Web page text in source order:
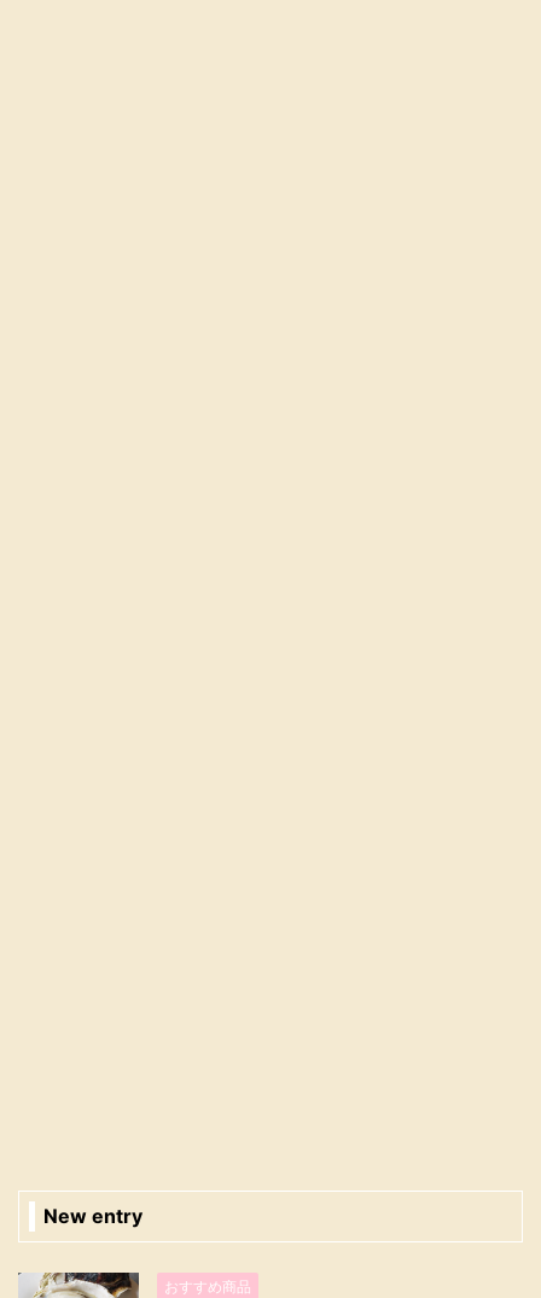
New entry
おすすめ商品